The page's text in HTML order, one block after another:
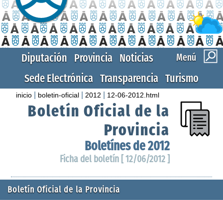
Menú
Diputación Provincia Noticias
Sede Electrónica Transparencia Turismo
inicio boletin-oficial 2012 12-06-2012.html
Boletín Oficial de la
Provincia
Boletínes de 2012
Ficha del boletín [ 12/06/2012 ]
Boletín Oficial de la Provincia